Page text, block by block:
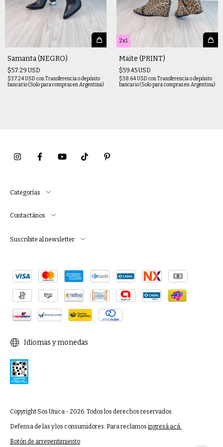
Samanta (NEGRO)
$57.29 USD
$37.24 USD conTransferencia o depósito
bancario (Solo para compras en Argentina)
2x1
Maite (PRINT)
$59.45 USD
$38.64 USD conTransferencia o depósito
bancario (Solo para compras en Argentina)
Categorías
Contactános
Suscribite al newsletter
Idiomas y monedas
Copyright Sos Unica - 2026. Todos los derechos reservados.
Defensa de las y los consumidores. Para reclamos ingresá acá.
Botón de arrepentimiento